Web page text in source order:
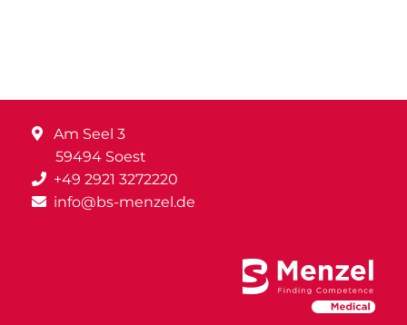
Am Seel 3
59494 Soest
+49 2921 3272220
info@bs-menzel.de